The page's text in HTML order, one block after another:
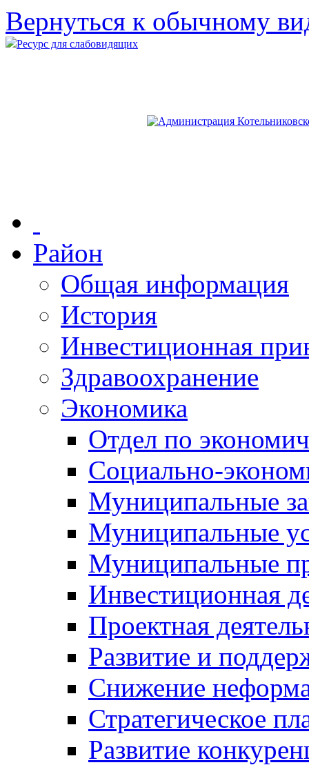
Вернуться к обычному
Ресурс для слабовидящих
Район
Общая информация
История
Инвестиционная
Здравоохранение
Экономика
Отдел по
Социально-
Муниципальные
Муниципальные
Муниципальные
Инвестиционная
Проектная
Развитие и
Снижение
Стратегическое
Развитие